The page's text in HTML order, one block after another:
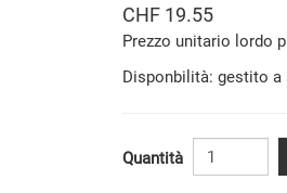
CHF 19.55
Prezzo unitario lordo
Disponbilità: gestito
Quantità